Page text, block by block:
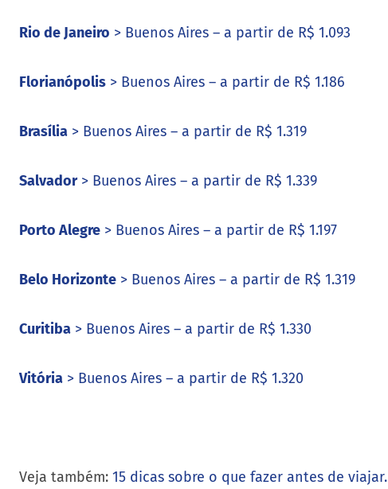
Rio de Janeiro > Buenos Aires – a partir de R$ 1.093
Florianópolis > Buenos Aires – a partir de R$ 1.186
Brasília > Buenos Aires – a partir de R$ 1.319
Salvador> Buenos Aires – a partir de R$ 1.339
Porto Alegre > Buenos Aires – a partir de R$ 1.197
Belo Horizonte > Buenos Aires – a partir de R$ 1.319
Curitiba > Buenos Aires – a partir de R$ 1.330
Vitória > Buenos Aires – a partir de R$ 1.320
Veja também: 15 dicas sobre o que fazer antes de viajar.